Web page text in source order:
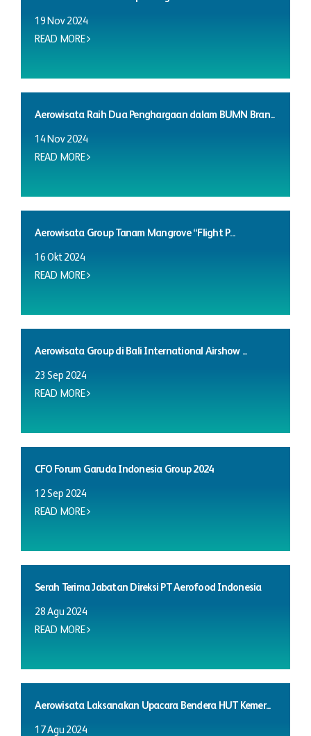
19 Nov 2024
READ MORE
Aerowisata Raih Dua Penghargaan dalam BUMN Bran...
14 Nov 2024
READ MORE
Aerowisata Group Tanam Mangrove “Flight P...
16 Okt 2024
READ MORE
Aerowisata Group di Bali International Airshow ...
23 Sep 2024
READ MORE
CFO Forum Garuda Indonesia Group 2024
12 Sep 2024
READ MORE
Serah Terima Jabatan Direksi PT Aerofood Indonesia
28 Agu 2024
READ MORE
Aerowisata Laksanakan Upacara Bendera HUT Kemer...
17 Agu 2024